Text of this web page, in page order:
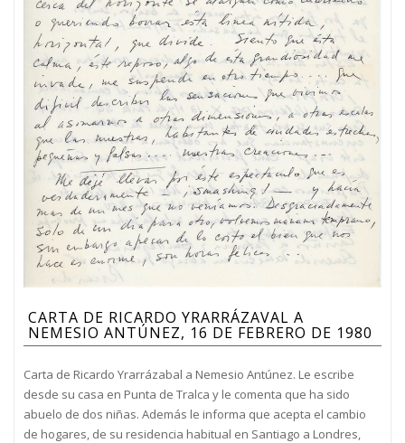
CARTA DE RICARDO YRARRÁZAVAL A
NEMESIO ANTÚNEZ, 16 DE FEBRERO DE 1980
Carta de Ricardo Yrarrázabal a Nemesio Antúnez. Le escribe
desde su casa en Punta de Tralca y le comenta que ha sido
abuelo de dos niñas. Además le informa que acepta el cambio
de hogares, de su residencia habitual en Santiago a Londres,